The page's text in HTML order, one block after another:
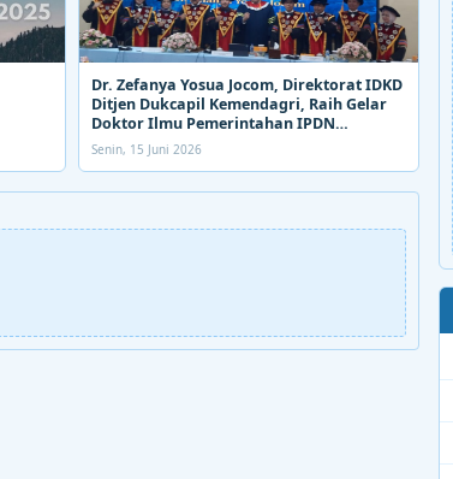
Dr. Zefanya Yosua Jocom, Direktorat IDKD
Ditjen Dukcapil Kemendagri, Raih Gelar
Doktor Ilmu Pemerintahan IPDN
Kemendagri
Senin, 15 Juni 2026